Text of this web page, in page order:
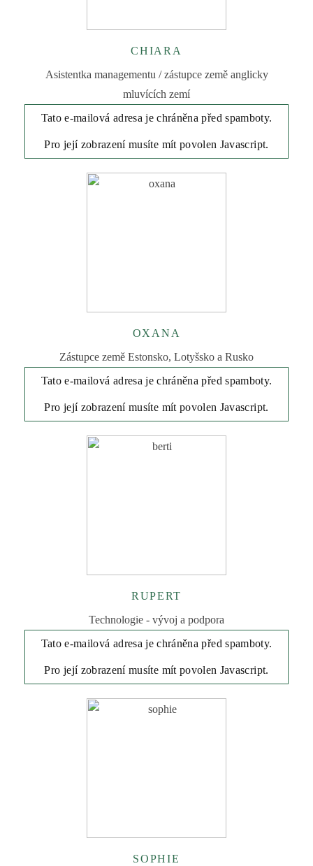
CHIARA
Asistentka managementu / zástupce země anglicky
mluvících zemí
Tato e-mailová adresa je chráněna před spamboty.
Pro její zobrazení musíte mít povolen Javascript.
OXANA
Zástupce země Estonsko, Lotyšsko a Rusko
Tato e-mailová adresa je chráněna před spamboty.
Pro její zobrazení musíte mít povolen Javascript.
RUPERT
Technologie - vývoj a podpora
Tato e-mailová adresa je chráněna před spamboty.
Pro její zobrazení musíte mít povolen Javascript.
SOPHIE